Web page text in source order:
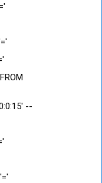
--